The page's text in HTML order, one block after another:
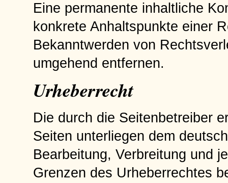
Eine permanente inhaltliche
konkrete Anhaltspunkte einer
Bekanntwerden von
umgehend entfernen.
Urheberrecht
Die durch die Seitenbetreiber
Seiten unterliegen dem
Bearbeitung, Verbreitung und
Grenzen des Urheberrechtes